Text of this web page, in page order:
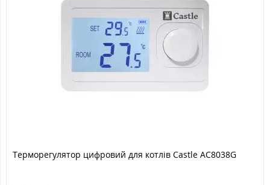
Цифровий Белый
Терморегулятор цифровий для котлів Castle АС8038G